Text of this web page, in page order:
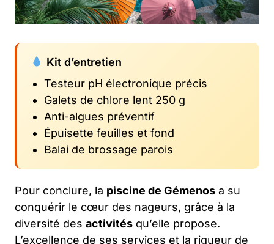
Kit d’entretien
Testeur pH électronique précis
Galets de chlore lent 250 g
Anti-algues préventif
Épuisette feuilles et fond
Balai de brossage parois
Pour conclure, la piscine de Gémenos a su
conquérir le cœur des nageurs, grâce à la
diversité des activités qu’elle propose.
L’excellence de ses services et la rigueur de